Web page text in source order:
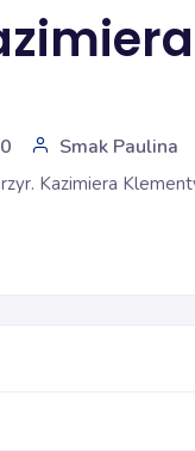
Smak Paulina
Kazimiera